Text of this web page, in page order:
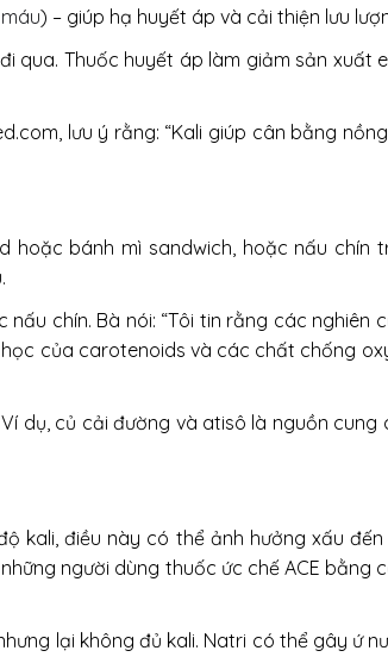
) – giúp hạ huyết áp và cải thiện lưu
qua. Thuốc huyết áp làm giảm sản xuất
lưu ý rằng: “Kali giúp cân bằng
bánh mì sandwich, hoặc nấu chín
chín. Bà nói: “Tôi tin rằng các nghiên
của carotenoids và các chất chống
dụ, củ cải đường và atisô là nguồn cung
kali, điều này có thể ảnh hưởng xấu đến
người dùng thuốc ức chế ACE bằng
lại không đủ kali. Natri có thể gây ứ